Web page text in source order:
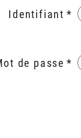
Identifiant
de passe